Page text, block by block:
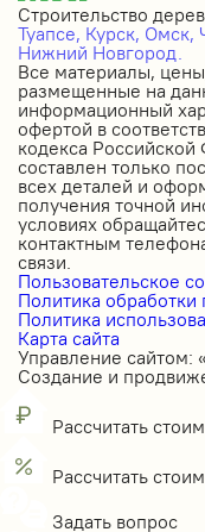
Строительство
Туапсе, Курск, Омск,
Нижний Новгород.
Все материалы,
размещенные на
информационный
офертой в
кодекса
составлен только
всех деталей и
получения точной
условиях
контактным
связи.
Пользовательское
Политика
Политика
Карта сайта
Управление
Создание и
Рассчитать
Рассчитать
Задать вопрос